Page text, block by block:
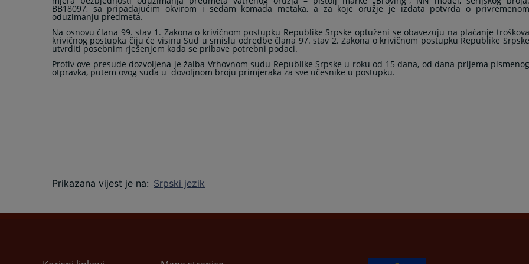
BB18097, sa pripadajućim okvirom i sedam komada metaka, a za koje oružje je izdata potvrda o privremenom
oduzimanju predmeta.
Na osnovu člana 99. stav 1. Zakona o krivičnom postupku Republike Srpske optuženi se obavezuju na plaćanje troškova
krivičnog postupka čiju će visinu Sud u smislu odredbe člana 97. stav 2. Zakona o krivičnom postupku Republike Srpske
utvrditi posebnim rješenjem kada se pribave potrebni podaci.
Protiv ove presude dozvoljena je žalba Vrhovnom sudu Republike Srpske u roku od 15 dana, od dana prijema pismenog
otpravka, putem ovog suda u dovoljnom broju primjeraka za sve učesnike u postupku.
Prikazana vijest je na: Srpski jezik